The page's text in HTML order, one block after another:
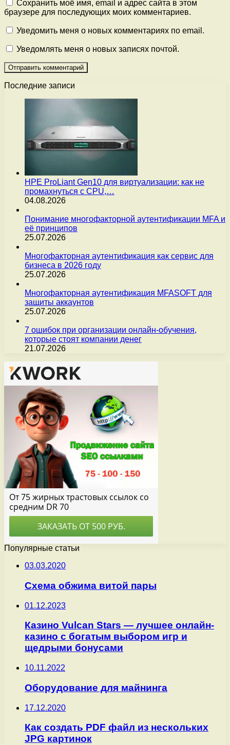
Сохранить моё имя, email и адрес сайта в этом
браузере для последующих моих комментариев.
Уведомить меня о новых комментариях по email.
Уведомлять меня о новых записях почтой.
Последние записи
HPE ProLiant Gen10 для виртуализации: как не
промахнуться с CPU,…
04.08.2026
Понимание многофакторной аутентификации MFA и
её принципов
25.07.2026
Многофакторная аутентификация как сервис для
бизнеса в 2026 году
25.07.2026
Многофакторная аутентификация MFASOFT для
защиты аккаунтов
25.07.2026
7 ошибок при организации онлайн-обучения,
которые стоят компании денег
21.07.2026
Популярные статьи
03.03.2020
Схема обжима витой пары
01.12.2023
Казино Vulcan Stars — лучшее онлайн-
казино с богатым выбором игр и
щедрыми бонусами
10.11.2022
Оборудование для майнинга
17.12.2020
Как создать PDF файл из нескольких
JPG картинок